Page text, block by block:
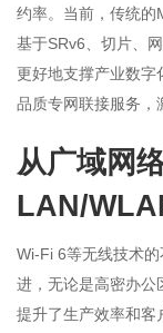
约率。当前，传统的
基于SRv6、切片、
更好地支撑产业数字
品质专网联接服务，
从广域网
LAN/
Wi-Fi 6等无线技术
进，无论是高密办公
提升了生产效率和客